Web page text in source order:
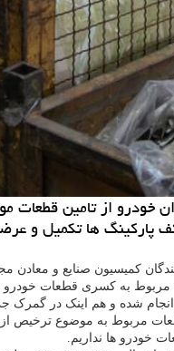
از تامین قطعات
کمیسیون صنایع و معادن
خودرو های ناقص را رفع نماییم و بیش از
شده و هم اینک در گمرک
مربوط به موضوع ترخیص
خودرو ها نداریم.